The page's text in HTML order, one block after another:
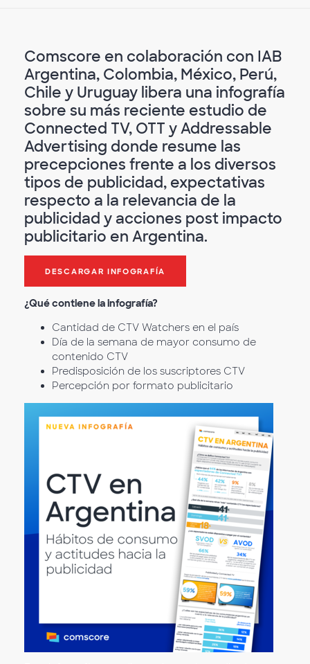
Comscore en colaboración con IAB
Argentina, Colombia, México, Perú,
Chile y Uruguay libera una infografía
sobre su más reciente estudio de
Connected TV, OTT y Addressable
Advertising donde resume las
precepciones frente a los diversos
tipos de publicidad, expectativas
respecto a la relevancia de la
publicidad y acciones post impacto
publicitario en Argentina.
DESCARGAR INFOGRAFÍA
¿Qué contiene la infografía?
Cantidad de CTV Watchers en el país
Día de la semana de mayor consumo de
contenido CTV
Predisposición de los suscriptores CTV
Percepción por formato publicitario